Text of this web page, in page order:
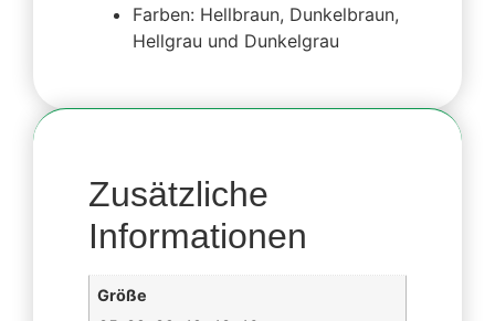
Farben: Hellbraun, Dunkelbraun,
Hellgrau und Dunkelgrau
Zusätzliche
Informationen
Größe